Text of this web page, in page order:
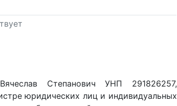
Степанович УНП 291826257,
юридических лиц и индивидуальных